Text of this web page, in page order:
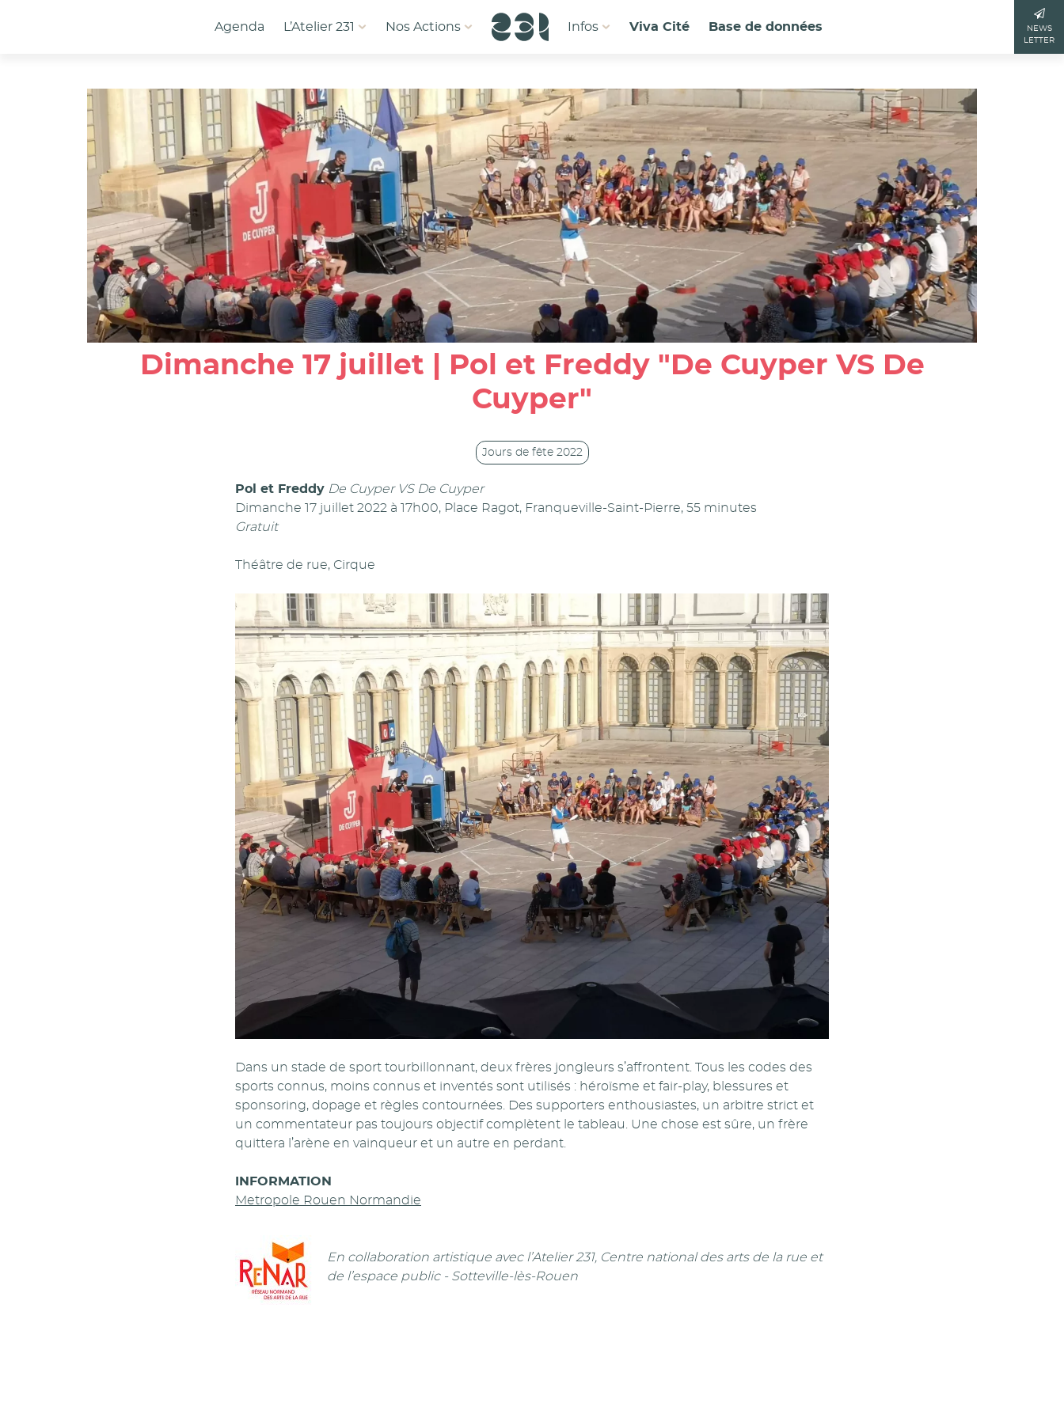
Agenda L’Atelier 231 Nos Actions Infos Viva Cité Base de données
NEWS
LETTER
Dimanche 17 juillet | Pol et Freddy "De Cuyper VS De
Cuyper"
Jours de fête 2022
Pol et Freddy De Cuyper VS De Cuyper
Dimanche 17 juillet 2022 à 17h00, Place Ragot, Franqueville-Saint-Pierre, 55 minutes
Gratuit
Théâtre de rue, Cirque
Dans un stade de sport tourbillonnant, deux frères jongleurs s’affrontent. Tous les codes des
sports connus, moins connus et inventés sont utilisés : héroïsme et fair-play, blessures et
sponsoring, dopage et règles contournées. Des supporters enthousiastes, un arbitre strict et
un commentateur pas toujours objectif complètent le tableau. Une chose est sûre, un frère
quittera l’arène en vainqueur et un autre en perdant.
INFORMATION
Metropole Rouen Normandie
En collaboration artistique avec l’Atelier 231, Centre national des arts de la rue et
de l’espace public - Sotteville-lès-Rouen